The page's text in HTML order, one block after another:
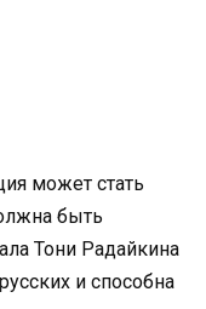
может стать
быть
Тони Радайкина
и способна